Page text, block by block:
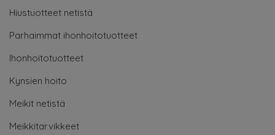
Hiustuotteet netistä
Parhaimmat ihonhoitotuotteet
Ihonhoitotuotteet
Kynsien hoito
Meikit netistä
Meikkitarvikkeet